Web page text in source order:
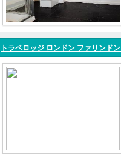
トラベロッジ ロンドン ファリンドン